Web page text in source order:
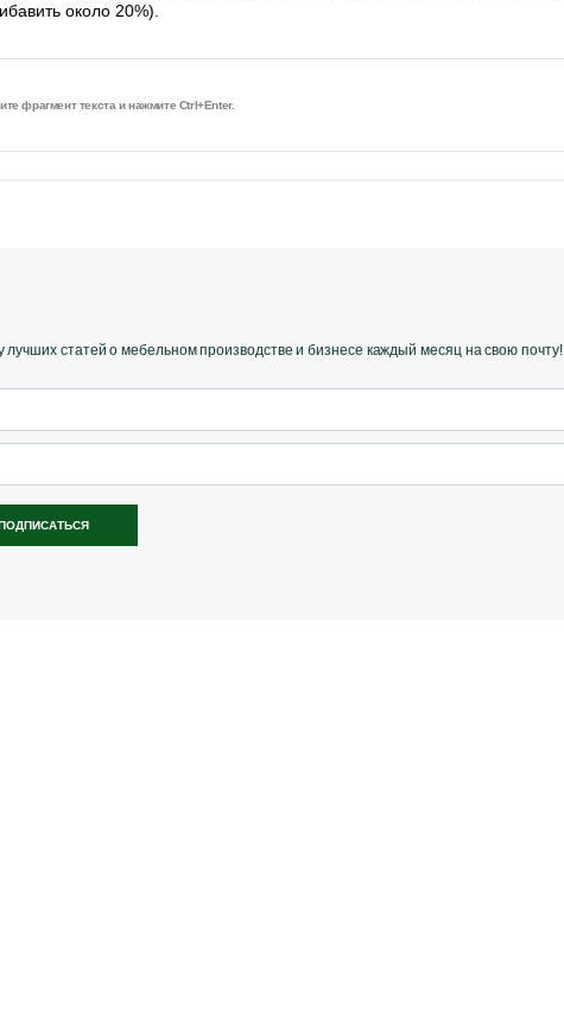
около 20%).
фрагмент текста и нажмите Ctrl+Enter.
статей о мебельном производстве и бизнесе каждый месяц на свою почту!